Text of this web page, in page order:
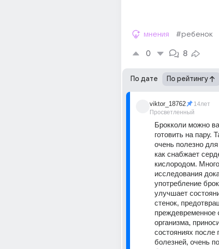
мнения #ребенок
0 8
По дате По рейтингу
viktor_18762
Просветленный
14лет
Брокколи можно
готовить на пару.
очень полезно
как снабжает
кислородом.
исследования
употребление
улучшает
стенок,
преждевременное
организма,
состояниях после
болезней, очень